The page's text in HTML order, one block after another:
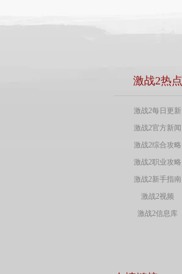
激战2热点
激战2每日更新
激战2官方新闻
激战2综合攻略
激战2职业攻略
激战2新手指南
激战2视频
激战2信息库